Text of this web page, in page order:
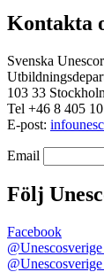
Kontakta
Svenska
103 33
Tel +46 8 405
E-post:
Email
Följ
Facebook